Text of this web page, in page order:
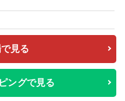
見る
ングで見る